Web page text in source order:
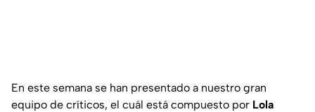
En este semana se han presentado a nuestro gran
equipo de críticos, el cuál está compuesto por Lola